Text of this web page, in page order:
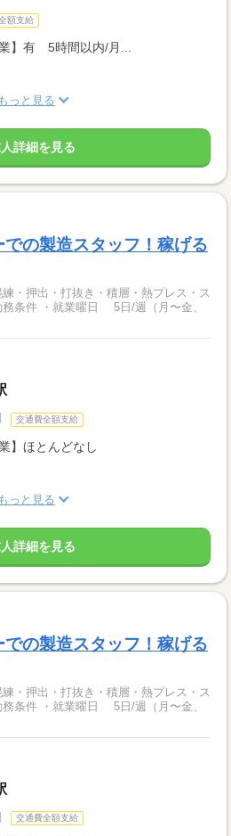
額支給
】有 5時間以内/月...
もっと見る
詳細を見る
での製造スタッフ！稼げる
・押出・打抜き・積層・熱プレス・ス
交通費全額支給
】ほとんどなし
もっと見る
詳細を見る
での製造スタッフ！稼げる
・押出・打抜き・積層・熱プレス・ス
交通費全額支給